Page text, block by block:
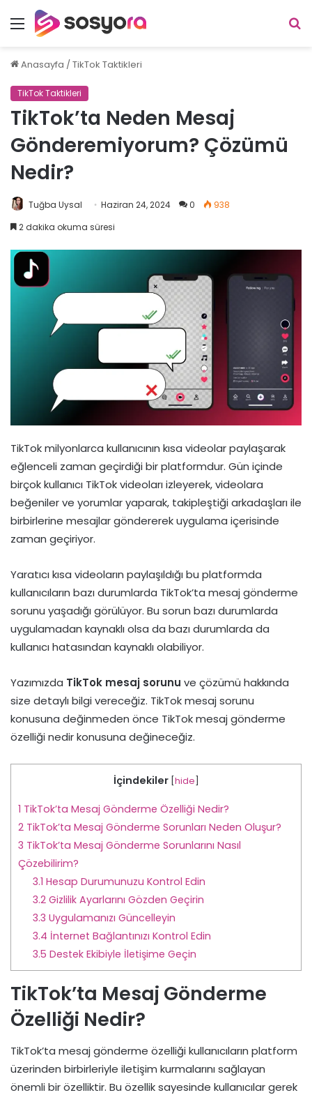
Menü
Anasayfa / TikTok Taktikleri
TikTok Taktikleri
TikTok’ta Neden Mesaj
Gönderemiyorum? Çözümü
Nedir?
Tuğba Uysal Haziran 24, 2024 0
938
2 dakika okuma süresi
TikTok milyonlarca kullanıcının kısa videolar paylaşarak
eğlenceli zaman geçirdiği bir platformdur. Gün içinde
birçok kullanıcı TikTok videoları izleyerek, videolara
beğeniler ve yorumlar yaparak, takipleştiği arkadaşları ile
birbirlerine mesajlar göndererek uygulama içerisinde
zaman geçiriyor.
Yaratıcı kısa videoların paylaşıldığı bu platformda
kullanıcıların bazı durumlarda TikTok’ta mesaj gönderme
sorunu yaşadığı görülüyor. Bu sorun bazı durumlarda
uygulamadan kaynaklı olsa da bazı durumlarda da
kullanıcı hatasından kaynaklı olabiliyor.
Yazımızda TikTok mesaj sorunu ve çözümü hakkında
size detaylı bilgi vereceğiz. TikTok mesaj sorunu
konusuna değinmeden önce TikTok mesaj gönderme
özelliği nedir konusuna değineceğiz.
İçindekiler hide
1 TikTok’ta Mesaj Gönderme Özelliği Nedir?
2 TikTok’ta Mesaj Gönderme Sorunları Neden Oluşur?
3 TikTok’ta Mesaj Gönderme Sorunlarını Nasıl
Çözebilirim?
3.1 Hesap Durumunuzu Kontrol Edin
3.2 Gizlilik Ayarlarını Gözden Geçirin
3.3 Uygulamanızı Güncelleyin
3.4 İnternet Bağlantınızı Kontrol Edin
3.5 Destek Ekibiyle İletişime Geçin
TikTok’ta Mesaj Gönderme
Özelliği Nedir?
TikTok’ta mesaj gönderme özelliği kullanıcıların platform
üzerinden birbirleriyle iletişim kurmalarını sağlayan
önemli bir özelliktir. Bu özellik sayesinde kullanıcılar gerek